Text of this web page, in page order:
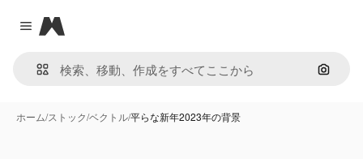
Close menu
Magnific
画像で
ホーム/ストック/ベクトル/平らな新年2023年の背景